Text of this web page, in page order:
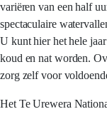
variëren van een half
spectaculaire
U kunt hier het hele
koud en nat worden.
zorg zelf voor
Het Te Urewera